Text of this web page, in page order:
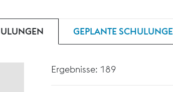
GEPLANTE
Ergebnisse: 189